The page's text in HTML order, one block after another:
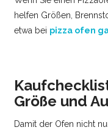
helfen Größen,
etwa bei pizza ofen
Größe und
Damit der Ofen nicht